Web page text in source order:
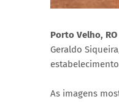
Porto Velho,
Geraldo
As imagens